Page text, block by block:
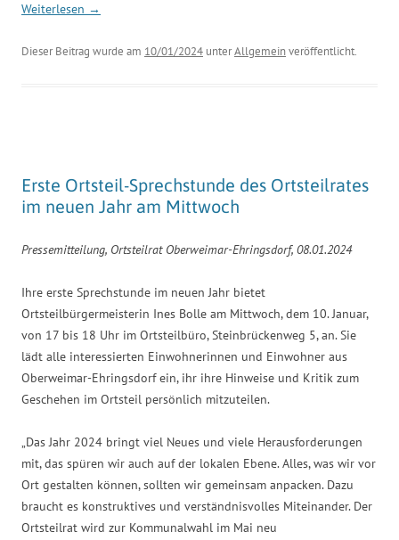
Weiterlesen →
Dieser Beitrag wurde am 10/01/2024 unterAllgemeinveröffentlicht.
Erste Ortsteil-Sprechstunde des Ortsteilrates
im neuen Jahr am Mittwoch
Pressemitteilung, Ortsteilrat Oberweimar-Ehringsdorf, 08.01.2024
Ihre erste Sprechstunde im neuen Jahr bietet
Ortsteilbürgermeisterin Ines Bolle am Mittwoch, dem 10. Januar,
von 17 bis 18 Uhr im Ortsteilbüro, Steinbrückenweg 5, an. Sie
lädt alle interessierten Einwohnerinnen und Einwohner aus
Oberweimar-Ehringsdorf ein, ihr ihre Hinweise und Kritik zum
Geschehen im Ortsteil persönlich mitzuteilen.
„Das Jahr 2024 bringt viel Neues und viele Herausforderungen
mit, das spüren wir auch auf der lokalen Ebene. Alles, was wir vor
Ort gestalten können, sollten wir gemeinsam anpacken. Dazu
braucht es konstruktives und verständnisvolles Miteinander. Der
Ortsteilrat wird zur Kommunalwahl im Mai neu